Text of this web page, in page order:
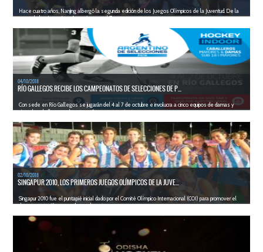
Hace cuatro años, Nanjing albergó la segunda edición de los Juegos Olímpicos de la Juventud. De la
mano de las Leoncitas, Argentina se subi&oa...
LEER MÁS
04/10/2018
RÍO GALLEGOS RECIBE LOS CAMPEONATOS DE SELECCIONES DE P...
Con sede en Río Gallegos se jugarán del 4 al 7 de octubre e involucra a cinco equipos de damas y
cinco de caballeros en la categoría mayores, mientra...
LEER MÁS
02/10/2018
SINGAPUR 2010, LOS PRIMEROS JUEGOS OLÍMPICOS DE LA JUVE...
Singapur 2010 fue el puntapié inicial dado por el Comité Olímpico Internacional (COI) para promover el
deporte entre jóvenes atletas de entre ...
LEER MÁS